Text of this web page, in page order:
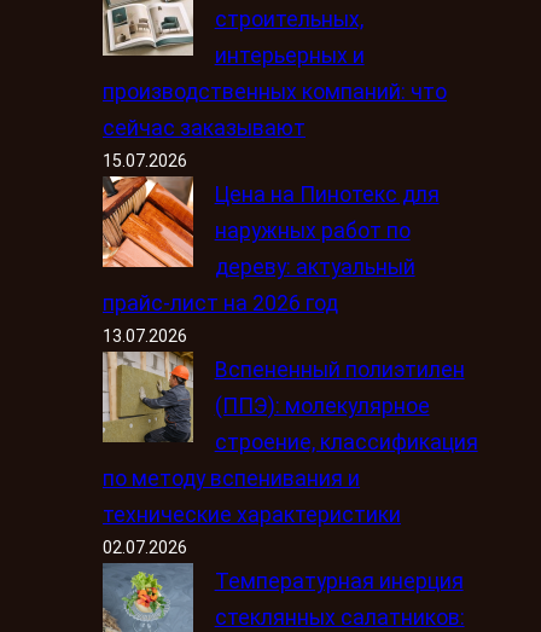
строительных,
интерьерных и
производственных компаний: что
сейчас заказывают
15.07.2026
Цена на Пинотекс для
наружных работ по
дереву: актуальный
прайс-лист на 2026 год
13.07.2026
Вспененный полиэтилен
(ППЭ): молекулярное
строение, классификация
по методу вспенивания и
технические характеристики
02.07.2026
Температурная инерция
стеклянных салатников: